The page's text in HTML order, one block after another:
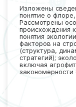
Изложены
понятие о
Рассмотрены
происхождения
понятия
факторов на
(структура,
стратегий);
включая
закономерности